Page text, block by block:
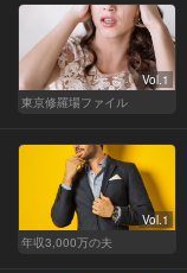
Vol.1
東京修羅場ファイル
Vol.1
年収3,000万の夫